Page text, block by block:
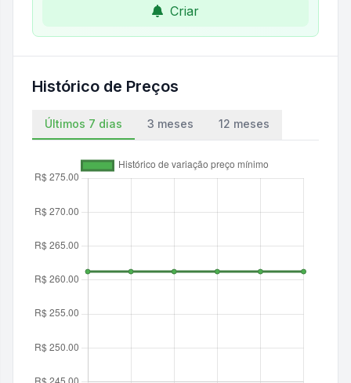
Criar
Histórico de Preços
Últimos 7 dias 3 meses 12 meses